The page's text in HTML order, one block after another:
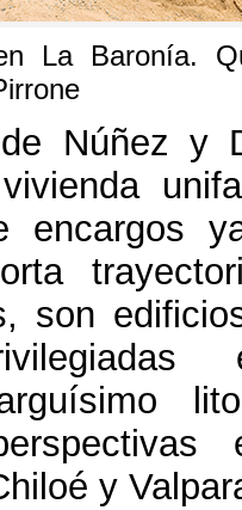
La Baronía.
de Núñez y
encargos
, son
y